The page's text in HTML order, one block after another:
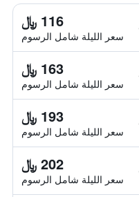
116 ﷼
سعر الليلة شامل الرسوم
163 ﷼
سعر الليلة شامل الرسوم
193 ﷼
سعر الليلة شامل الرسوم
202 ﷼
سعر الليلة شامل الرسوم